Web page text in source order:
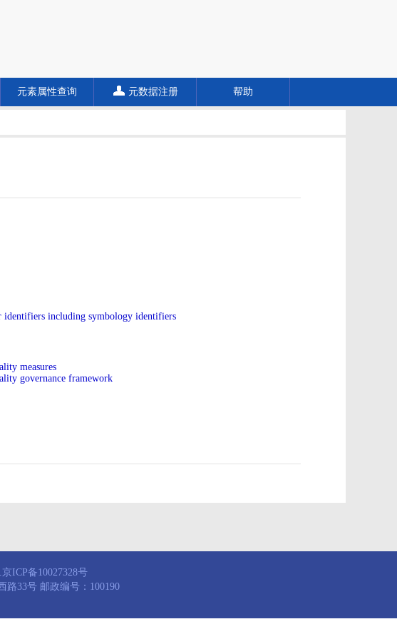
元素属性查询 元数据注册 帮助
identifiers including symbology identifiers
measures
governance framework
ICP备10027328号
33号 邮政编号：100190